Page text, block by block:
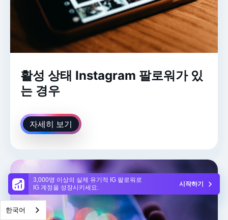
3,000명 이상의 실제 유기적 IG 팔로워로
IG 계정을 성장시키세요.
시작하기
활성 상태 Instagram 팔로워가 있
는 경우
자세히 보기
한국어